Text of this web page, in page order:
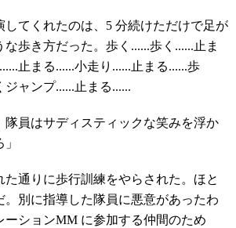
てくれたのは、5 分続けただけで足が
歩き方だった。歩く......歩く......止ま
止まる......小走り......止まる......歩
ジャンプ......止まる......
員はサディスティックな笑みを浮か
通りに歩行訓練をやらされた。ほと
。別に指導した隊員に悪意があったわ
ーションMM に参加する仲間のため